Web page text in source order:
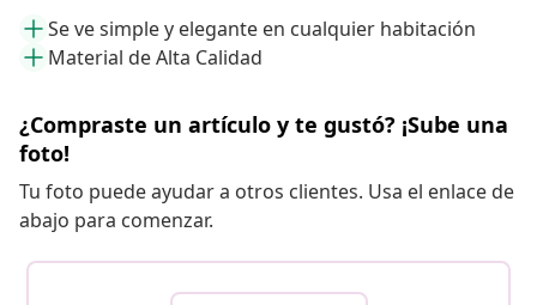
Se ve simple y elegante en cualquier habitación
Material de Alta Calidad
¿Compraste un artículo y te gustó? ¡Sube una
foto!
Tu foto puede ayudar a otros clientes. Usa el enlace de
abajo para comenzar.